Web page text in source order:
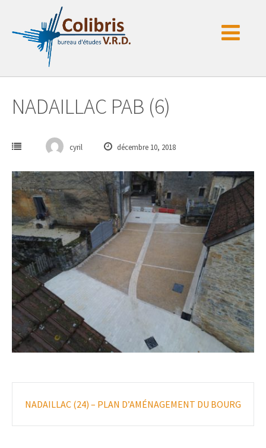
contenu
NADAILLAC PAB (6)
cyril décembre 10, 2018
navigation
NADAILLAC (24) – PLAN D’AMÉNAGEMENT DU BOURG